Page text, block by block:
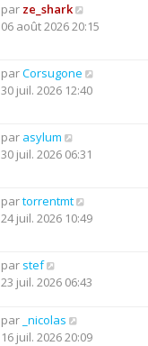
par ze_shark
06 août 2026 20:15
parCorsugone
30 juil. 2026 12:40
par asylum
30 juil. 2026 06:31
partorrentmt
24 juil. 2026 10:49
par stef
23 juil. 2026 06:43
par _nicolas
16 juil. 2026 20:09